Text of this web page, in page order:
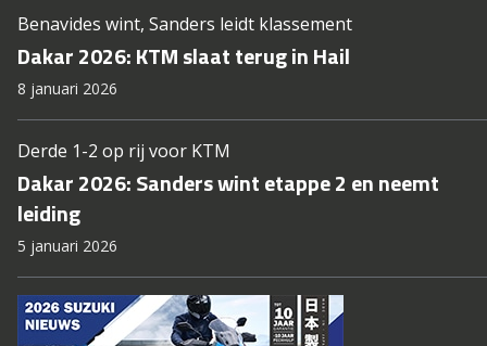
Benavides wint, Sanders leidt klassement
Dakar 2026: KTM slaat terug in Hail
8 januari 2026
Derde 1-2 op rij voor KTM
Dakar 2026: Sanders wint etappe 2 en neemt
leiding
5 januari 2026